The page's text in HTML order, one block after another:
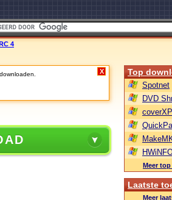
4
downloaden.
X Top
Spotnet
DVD
Meer
Laatste
Meer